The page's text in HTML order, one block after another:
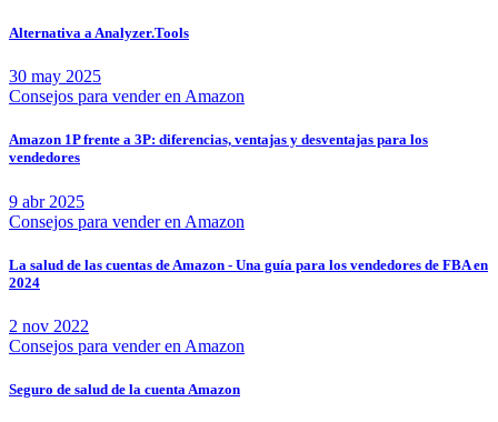
Alternativa a Analyzer.Tools
30 may 2025
Consejos para vender en Amazon
Amazon 1P frente a 3P: diferencias, ventajas y desventajas para los
vendedores
9 abr 2025
Consejos para vender en Amazon
La salud de las cuentas de Amazon - Una guía para los vendedores de FBA en
2024
2 nov 2022
Consejos para vender en Amazon
Seguro de salud de la cuenta Amazon